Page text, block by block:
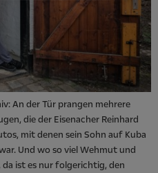
An der Tür prangen mehrere
die der Eisenacher Reinhard
mit denen sein Sohn auf Kuba
Und wo so viel Wehmut und
ist es nur folgerichtig, den